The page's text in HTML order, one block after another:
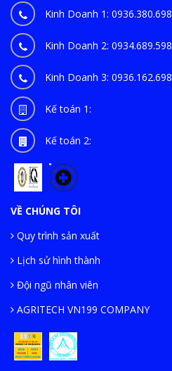
Kinh Doanh 1: 0936.380.698
Kinh Doanh 2: 0934.689.598
Kinh Doanh 3: 0936.162.698
Kế toán 1:
Kế toán 2:
VỀ CHÚNG TÔI
Quy trình sản xuất
Lịch sử hình thành
Đội ngũ nhân viên
AGRITECH VN199 COMPANY